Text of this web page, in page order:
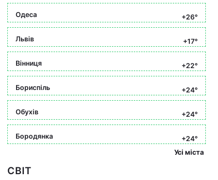
Одеса +26°
Львів +17°
Вінниця +22°
Бориспіль +24°
Обухів +24°
Бородянка
+24°
Усі міста
СВІТ